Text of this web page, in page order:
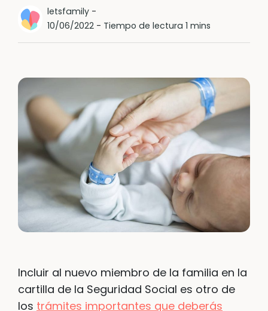
letsfamily-
10/06/2022- Tiempo de lectura 1 mins
Incluir al nuevo miembro de la familia en la
cartilla de la Seguridad Social es otro de
los trámites importantes que deberás